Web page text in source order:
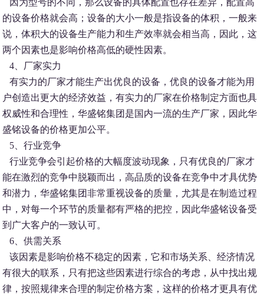
因为型号的不同，那么设备的具体配置也存在差异，配置高
的设备价格就会高；设备的大小一般是指设备的体积，一般来
说，体积大的设备生产能力和生产效率就会相当高，因此，这
两个因素也是影响价格高低的硬性因素。
4、厂家实力
有实力的厂家才能生产出优良的设备，优良的设备才能为用
户创造出更大的经济效益，有实力的厂家在价格制定方面也具
权威性和合理性，华盛铭集团是国内一流的生产厂家，因此华
盛铭设备的价格更加公平。
5、行业竞争
行业竞争会引起价格的大幅度波动现象，只有优良的厂家才
能在激烈的竞争中脱颖而出，高品质的设备在竞争中才具优势
和潜力，华盛铭集团非常重视设备的质量，尤其是在制造过程
中，对每一个环节的质量都有严格的把控，因此华盛铭设备受
到广大客户的一致认可。
6、供需关系
该因素是影响价格不稳定的因素，它和市场关系、经济情况
有很大的联系，只有把这些因素进行综合的考虑，从中找出规
律，按照规律来合理的制定价格方案，这样的价格才更具有优